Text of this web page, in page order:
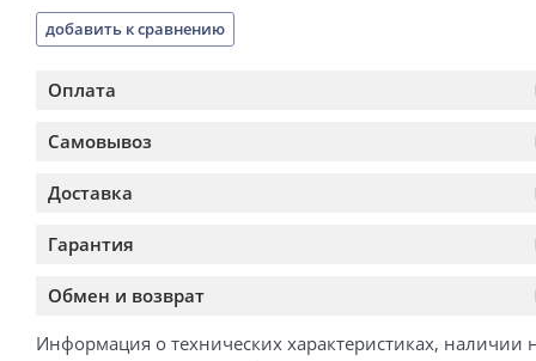
добавить к сравнению
Оплата
Самовывоз
Доставка
Гарантия
Обмен и возврат
Информация о технических характеристиках, наличии